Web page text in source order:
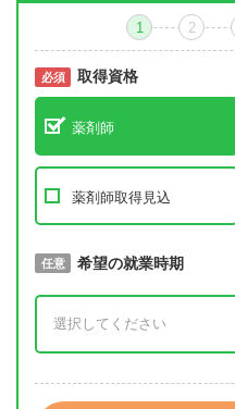
1 2
必須 取得資格
薬剤師
薬剤師取得見込
必須 取得予定年
任意 希望の就業時期